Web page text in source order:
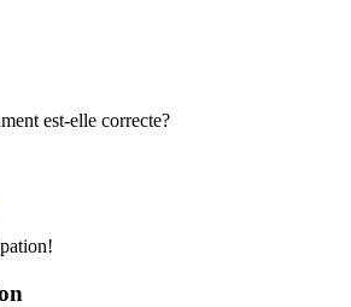
est-elle correcte?